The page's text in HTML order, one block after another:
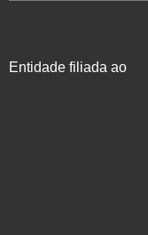
Entidade filiada ao